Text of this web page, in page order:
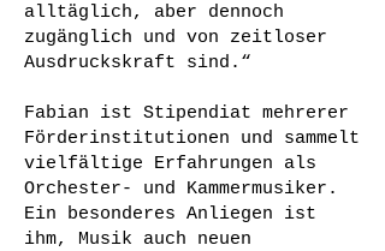
alltäglich, aber dennoch
zugänglich und von zeitloser
Ausdruckskraft sind.“
Fabian ist Stipendiat mehrerer
Förderinstitutionen und sammelt
vielfältige Erfahrungen als
Orchester- und Kammermusiker.
Ein besonderes Anliegen ist
ihm, Musik auch neuen